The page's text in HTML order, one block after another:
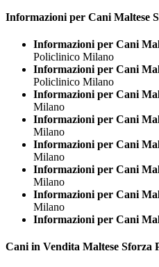
Informazioni per Cani Maltese
Informazioni per Cani
Policlinico Milano
Informazioni per Cani
Policlinico Milano
Informazioni per Cani
Milano
Informazioni per Cani
Milano
Informazioni per Cani
Milano
Informazioni per Cani
Milano
Informazioni per Cani
Milano
Informazioni per Cani
Cani in Vendita Maltese Sforza